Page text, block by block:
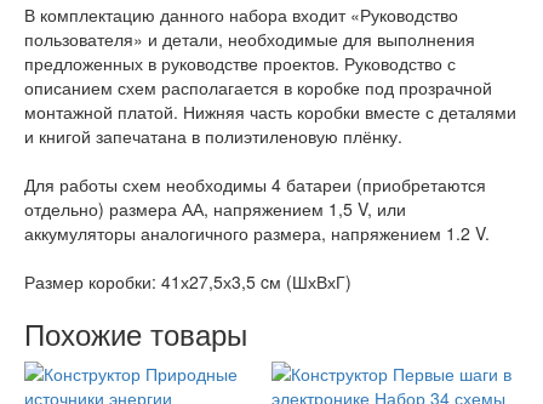
В комплектацию данного набора входит «Руководство
пользователя» и детали, необходимые для выполнения
предложенных в руководстве проектов. Руководство с
описанием схем располагается в коробке под прозрачной
монтажной платой. Нижняя часть коробки вместе с деталями
и книгой запечатана в полиэтиленовую плёнку.
Для работы схем необходимы 4 батареи (приобретаются
отдельно) размера АА, напряжением 1,5 V, или
аккумуляторы аналогичного размера, напряжением 1.2 V.
Размер коробки: 41х27,5х3,5 cм (ШхВхГ)
Похожие товары